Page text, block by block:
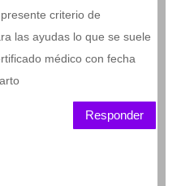
criterio de
las ayudas lo que se suele
médico con fecha
Responder